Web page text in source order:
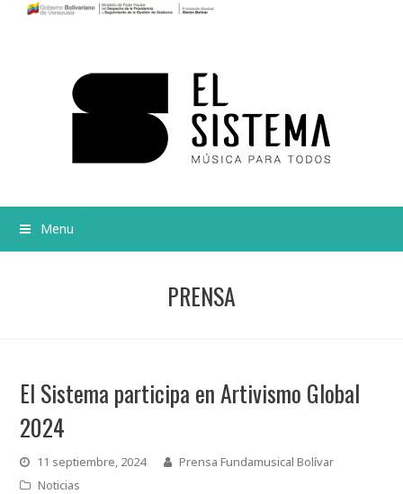
Menu
PRENSA
El Sistema participa en Artivismo Global
2024
11 septiembre, 2024
Prensa Fundamusical Bolívar
Noticias